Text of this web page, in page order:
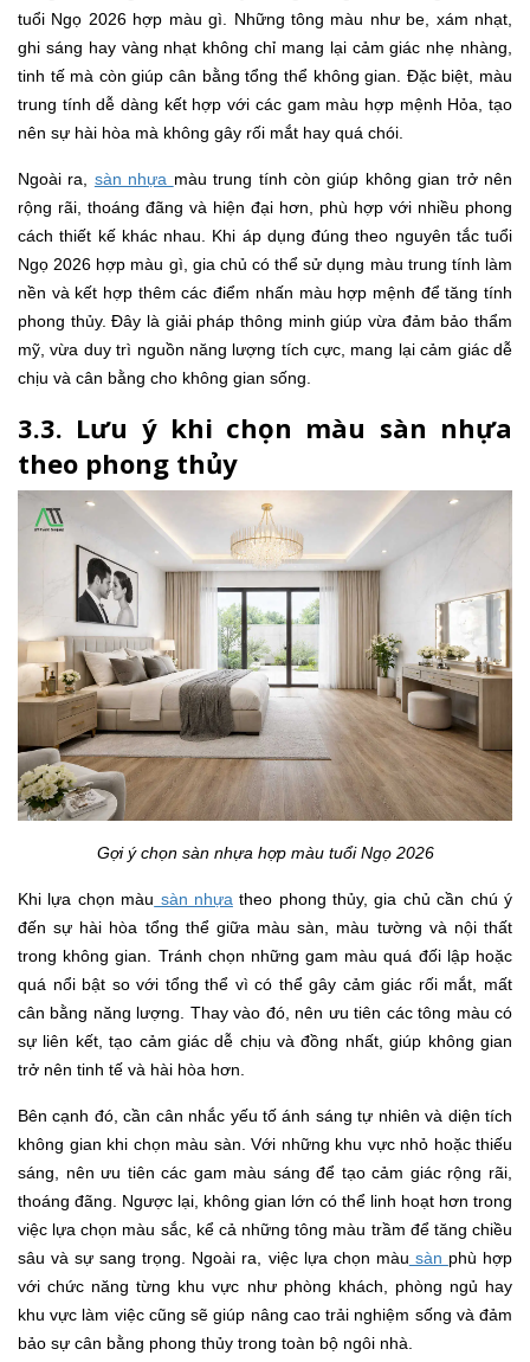
tuổi Ngọ 2026 hợp màu gì. Những tông màu như be, xám nhạt,
ghi sáng hay vàng nhạt không chỉ mang lại cảm giác nhẹ nhàng,
tinh tế mà còn giúp cân bằng tổng thể không gian. Đặc biệt, màu
trung tính dễ dàng kết hợp với các gam màu hợp mệnh Hỏa, tạo
nên sự hài hòa mà không gây rối mắt hay quá chói.
Ngoài ra, sàn nhựa màu trung tính còn giúp không gian trở nên
rộng rãi, thoáng đãng và hiện đại hơn, phù hợp với nhiều phong
cách thiết kế khác nhau. Khi áp dụng đúng theo nguyên tắc tuổi
Ngọ 2026 hợp màu gì, gia chủ có thể sử dụng màu trung tính làm
nền và kết hợp thêm các điểm nhấn màu hợp mệnh để tăng tính
phong thủy. Đây là giải pháp thông minh giúp vừa đảm bảo thẩm
mỹ, vừa duy trì nguồn năng lượng tích cực, mang lại cảm giác dễ
chịu và cân bằng cho không gian sống.
3.3. Lưu ý khi chọn màu sàn nhựa
theo phong thủy
Gợi ý chọn sàn nhựa hợp màu tuổi Ngọ 2026
Khi lựa chọn màu sàn nhựa theo phong thủy, gia chủ cần chú ý
đến sự hài hòa tổng thể giữa màu sàn, màu tường và nội thất
trong không gian. Tránh chọn những gam màu quá đối lập hoặc
quá nổi bật so với tổng thể vì có thể gây cảm giác rối mắt, mất
cân bằng năng lượng. Thay vào đó, nên ưu tiên các tông màu có
sự liên kết, tạo cảm giác dễ chịu và đồng nhất, giúp không gian
trở nên tinh tế và hài hòa hơn.
Bên cạnh đó, cần cân nhắc yếu tố ánh sáng tự nhiên và diện tích
không gian khi chọn màu sàn. Với những khu vực nhỏ hoặc thiếu
sáng, nên ưu tiên các gam màu sáng để tạo cảm giác rộng rãi,
thoáng đãng. Ngược lại, không gian lớn có thể linh hoạt hơn trong
việc lựa chọn màu sắc, kể cả những tông màu trầm để tăng chiều
sâu và sự sang trọng. Ngoài ra, việc lựa chọn màu sàn phù hợp
với chức năng từng khu vực như phòng khách, phòng ngủ hay
khu vực làm việc cũng sẽ giúp nâng cao trải nghiệm sống và đảm
bảo sự cân bằng phong thủy trong toàn bộ ngôi nhà.